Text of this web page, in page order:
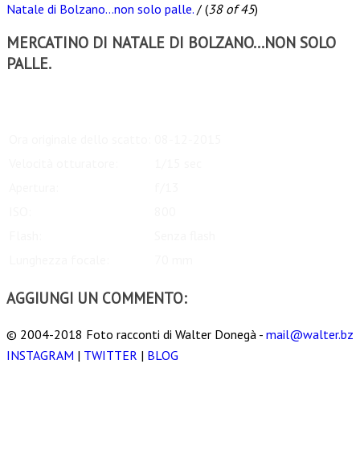
Natale di Bolzano...non solo palle. / (38 of 45)
MERCATINO DI NATALE DI BOLZANO...NON SOLO
PALLE.
AGGIUNGI UN COMMENTO:
© 2004-2018 Foto racconti di Walter Donegà - mail@walter.bz
INSTAGRAM | TWITTER | BLOG